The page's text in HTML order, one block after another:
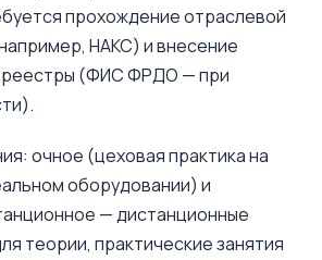
прохождение отраслевой
НАКС) и внесение
реестры (ФИС ФРДО — при
очное (цеховая практика на
оборудовании) и
— дистанционные
теории, практические занятия